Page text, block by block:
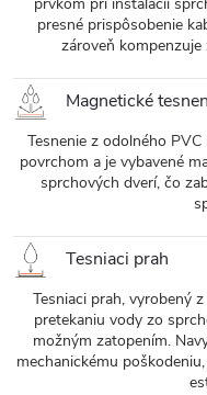
presné prispôsobenie
zároveň
Magnetické
Tesnenie z odolného
povrchom a je vybavené
sprchových dverí, čo
Tesniaci prah
Tesniaci prah, vyrobený
pretekaniu vody zo
možným zatopením.
mechanickému